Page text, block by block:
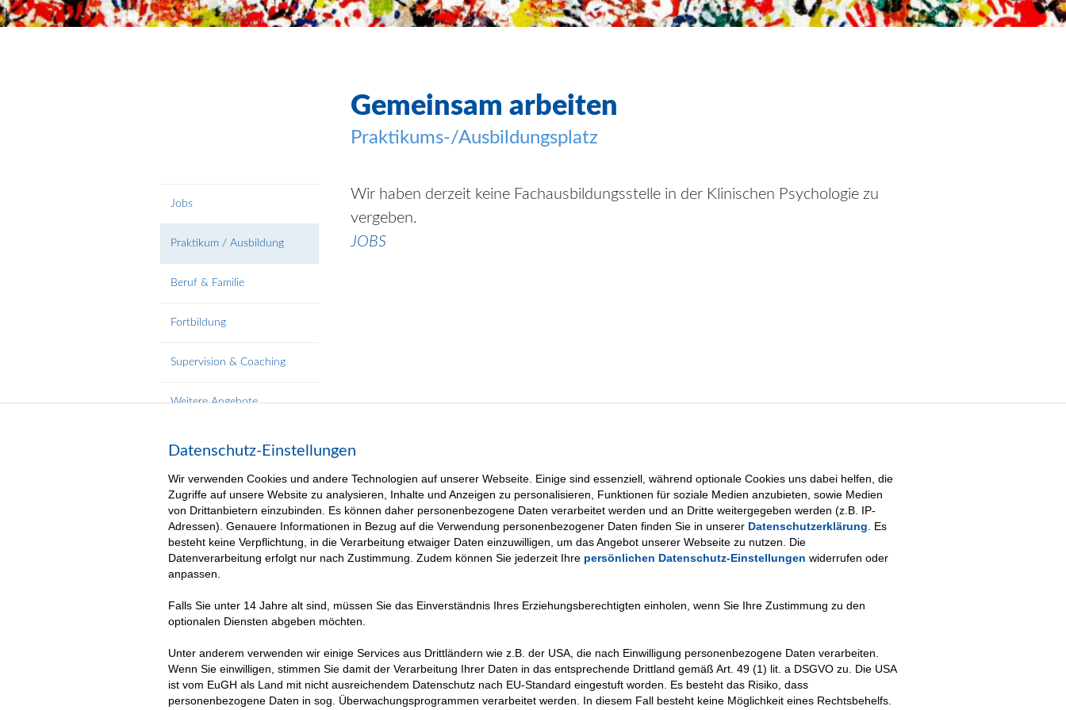
Jobs
Praktikum / Ausbildung
Beruf & Familie
Fortbildung
Supervision & Coaching
Weitere Angebote
Gemeinsam arbeiten
Praktikums-/Ausbildungsplatz
Wir haben derzeit keine Fachausbildungsstelle in der Klinischen Psychologie zu
vergeben.
JOBS
Über uns Unsere Leistungen Mitgliedschaft und Spenden Arbeiten bei VKKJ Links Presse Kontakt
Datenschutz-Einstellungen
Wir verwenden Cookies und andere Technologien auf unserer Webseite. Einige sind essenziell, während optionale Cookies uns dabei helfen, die
Zugriffe auf unsere Website zu analysieren, Inhalte und Anzeigen zu personalisieren, Funktionen für soziale Medien anzubieten, sowie Medien
von Drittanbietern einzubinden. Es können daher personenbezogene Daten verarbeitet werden und an Dritte weitergegeben werden (z.B. IP-
Adressen). Genauere Informationen in Bezug auf die Verwendung personenbezogener Daten finden Sie in unserer Datenschutzerklärung . Es
besteht keine Verpflichtung, in die Verarbeitung etwaiger Daten einzuwilligen, um das Angebot unserer Webseite zu nutzen. Die
Datenverarbeitung erfolgt nur nach Zustimmung. Zudem können Sie jederzeit Ihre persönlichen Datenschutz-Einstellungen widerrufen oder
anpassen.
Falls Sie unter 14 Jahre alt sind, müssen Sie das Einverständnis Ihres Erziehungsberechtigten einholen, wenn Sie Ihre Zustimmung zu den
optionalen Diensten abgeben möchten.
Unter anderem verwenden wir einige Services aus Drittländern wie z.B. der USA, die nach Einwilligung personenbezogene Daten verarbeiten.
Wenn Sie einwilligen, stimmen Sie damit der Verarbeitung Ihrer Daten in das entsprechende Drittland gemäß Art. 49 (1) lit. a DSGVO zu. Die USA
ist vom EuGH als Land mit nicht ausreichendem Datenschutz nach EU-Standard eingestuft worden. Es besteht das Risiko, dass
personenbezogene Daten in sog. Überwachungsprogrammen verarbeitet werden. In diesem Fall besteht keine Möglichkeit eines Rechtsbehelfs.